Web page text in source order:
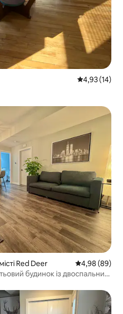
Середня
4,93 (14)
Red Deer Середня
4,98 (89)
будинок із двоспальним